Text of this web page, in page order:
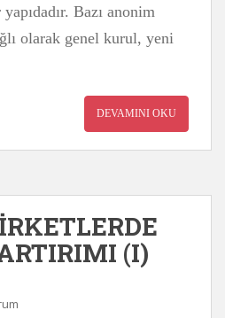
Bazı anonim
olarak genel kurul, yeni
DEVAMINI OKU
(I)